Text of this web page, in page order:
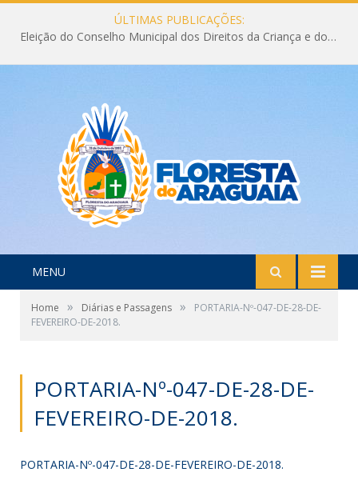
ÚLTIMAS PUBLICAÇÕES:
Eleição do Conselho Municipal dos Direitos da Criança e do Adolescente CMDCA 2026
MENU
Home » Diárias e Passagens »
PORTARIA-Nº-047-DE-28-DE-
FEVEREIRO-DE-2018.
PORTARIA-Nº-047-DE-28-DE-
FEVEREIRO-DE-2018.
PORTARIA-Nº-047-DE-28-DE-FEVEREIRO-DE-2018.